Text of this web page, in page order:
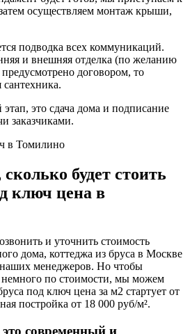
осуществляем монтаж крыши,
подводка всех коммуникаций.
и внешняя отделка (по желанию
предусмотрено договором, то
сантехника.
это сдача дома и подписание
заказчиками.
будет стоить
ключ цена в
и уточнить стоимость
дома, коттеджа из бруса в Москве
менеджеров. Но чтобы
немного по стоимости, мы можем
под ключ цена за м2 стартует от
постройка от 18 000 руб/м².
современный и